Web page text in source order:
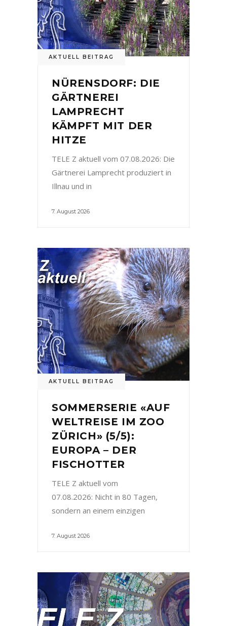
AKTUELL BEITRAG
NÜRENSDORF: DIE
GÄRTNEREI
LAMPRECHT
KÄMPFT MIT DER
HITZE
TELE Z aktuell vom 07.08.2026: Die
Gärtnerei Lamprecht produziert in
Illnau und in
7. August 2026
AKTUELL BEITRAG
SOMMERSERIE «AUF
WELTREISE IM ZOO
ZÜRICH» (5/5):
EUROPA – DER
FISCHOTTER
TELE Z aktuell vom
07.08.2026: Nicht in 80 Tagen,
sondern an einem einzigen
7. August 2026